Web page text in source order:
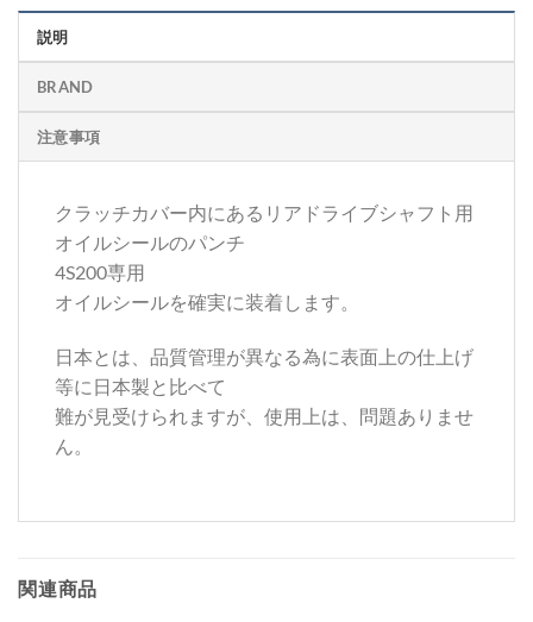
説明
BRAND
注意事項
クラッチカバー内にあるリアドライブシャフト用
オイルシールのパンチ
4S200専用
オイルシールを確実に装着します。
日本とは、品質管理が異なる為に表面上の仕上げ
等に日本製と比べて
難が見受けられますが、使用上は、問題ありませ
ん。
関連商品